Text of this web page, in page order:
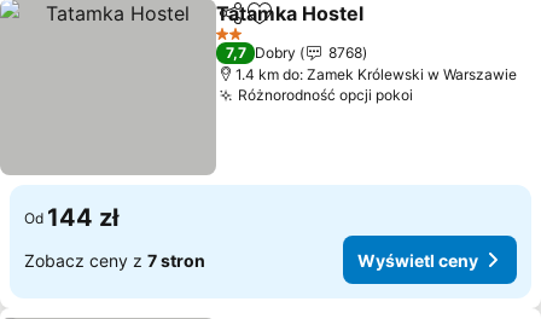
Udostępnij
Dodaj do ulubionych
Tatamka Hostel
2 Kategoria
7,7 Dobry
8768
1.4 km do: Zamek Królewski w Warszawie
Różnorodność opcji pokoi
Od 144 zł
Zobacz ceny z 7 stron Wyświetl ceny